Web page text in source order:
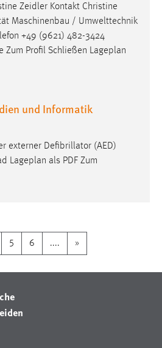
Zeidler Kontakt Christine
Maschinenbau / Umwelttechnik
+49 (9621) 482-3424
Zum Profil Schließen Lageplan
und Informatik
externer Defibrillator (AED)
Lageplan als PDF Zum
5 6 .... »